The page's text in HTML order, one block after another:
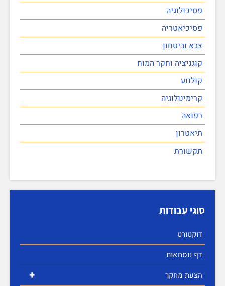
פסיכולוגיה
פסיכיאטריה
צבא וביטחון
קוגניציה וחקר המוח
קולנוע
קרימינולוגיה
רפואה
תיאטרון
תקשורת
סוגי עבודות
דוקטורט
דף נוסחאות
+ הצעת מחקר